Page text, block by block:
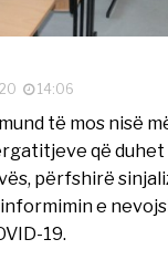
14:06
të mos nisë
që
përfshirë
e
19.